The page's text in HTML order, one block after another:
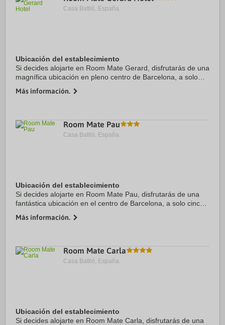
Casa Batlló, España.
Ubicación del establecimiento
Si decides alojarte en Room Mate Gerard, disfrutarás de una
magnífica ubicación en pleno centro de Barcelona, a solo
Además, este hotel ...
Más información.
Room Mate Pau
Casa Batlló, España.
Ubicación del establecimiento
Si decides alojarte en Room Mate Pau, disfrutarás de una
fantástica ubicación en el centro de Barcelona, a solo cinco
este hotel boutique se ...
Más información.
Room Mate Carla
Casa Batlló, España.
Ubicación del establecimiento
Si decides alojarte en Room Mate Carla, disfrutarás de una